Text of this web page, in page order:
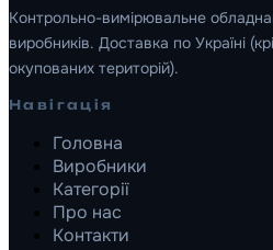
Контрольно-вимірювальне
виробників. Доставка по Україні
окупованих територій).
Навігація
Головна
Виробники
Категорії
Про нас
Контакти